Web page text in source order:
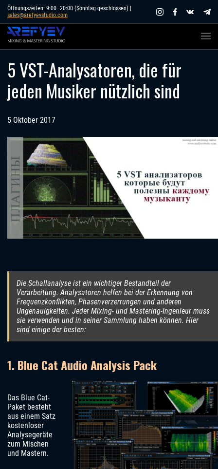
Skip
content
Öffnungszeiten: 9:00–20:00 (Sonntag geschlossen) |
sales@arefyevstudio.com
5 VST-Analysatoren, die für
jeden Musiker nützlich sind
5 Oktober 2017
Die Schallanalyse ist ein wichtiger Bestandteil der
Verarbeitung. Analysatoren helfen bei der Erkennung von
Frequenzkonflikten, Phasenverzerrungen und anderen
Ungenauigkeiten. Jeder Mixing- und Mastering-Ingenieur muss
sie verwenden und in seiner Sammlung haben können. Hier
sind einige der besten:
1. Blue Cat Audio Analysis Pack
Das Blue Cat-
Paket besteht
aus einem Satz
kostenloser
Analysegeräte
zum Mischen
und Mastern.